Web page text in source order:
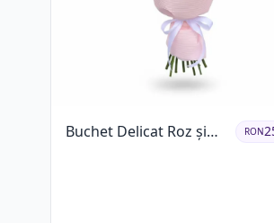
Buchet Delicat Roz și
RON